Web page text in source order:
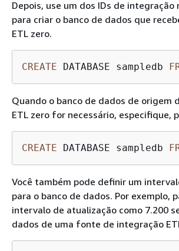
Depois, use um dos IDs de integração
para criar o banco de dados que
ETL zero.
CREATE DATABASE sampledb
Quando o banco de dados de origem
ETL zero for necessário, especifique,
CREATE DATABASE sampledb
Você também pode definir um
para o banco de dados. Por exemplo,
intervalo de atualização como 7.200
dados de uma fonte de integração